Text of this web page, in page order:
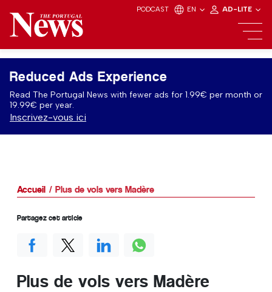
PODCAST EN AD-LITE
Reduced Ads Experience
Read The Portugal News with fewer ads for 1.99€ per month or
19.99€ per year.
Inscrivez-vous ici
Accueil Plus de vols vers Madère
Plus de vols vers Madère
Partagez cet article